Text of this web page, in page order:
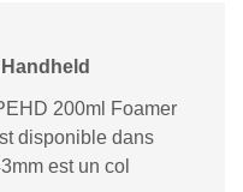
200ml Foamer
disponible dans
est un col